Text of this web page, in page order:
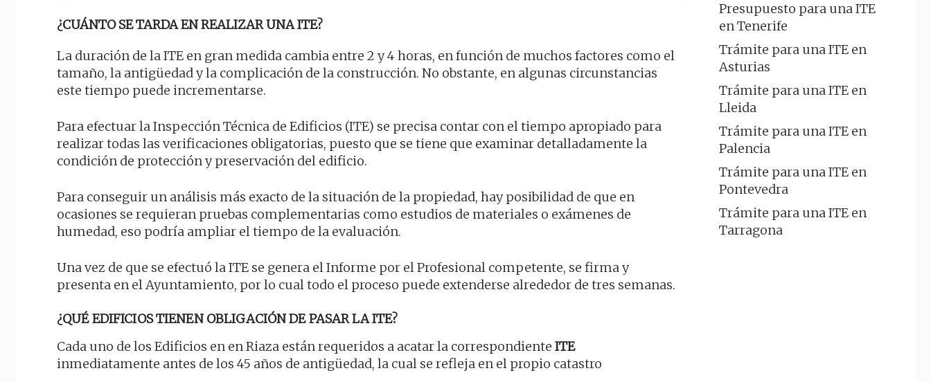
¿CUÁNTO SE TARDA EN REALIZAR UNA ITE?
La duración de la ITE en gran medida cambia entre 2 y 4 horas, en función de muchos factores como el
tamaño, la antigüedad y la complicación de la construcción. No obstante, en algunas circunstancias
este tiempo puede incrementarse.
Para efectuar la Inspección Técnica de Edificios (ITE) se precisa contar con el tiempo apropiado para
realizar todas las verificaciones obligatorias, puesto que se tiene que examinar detalladamente la
condición de protección y preservación del edificio.
Para conseguir un análisis más exacto de la situación de la propiedad, hay posibilidad de que en
ocasiones se requieran pruebas complementarias como estudios de materiales o exámenes de
humedad, eso podría ampliar el tiempo de la evaluación.
Una vez de que se efectuó la ITE se genera el Informe por el Profesional competente, se firma y
presenta en el Ayuntamiento, por lo cual todo el proceso puede extenderse alrededor de tres semanas.
¿QUÉ EDIFICIOS TIENEN OBLIGACIÓN DE PASAR LA ITE?
Cada uno de los Edificios en en Riaza están requeridos a acatar la correspondiente ITE
inmediatamente antes de los 45 años de antigüedad, la cual se refleja en el propio catastro
Presupuesto para una ITE
en Tenerife
Trámite para una ITE en
Asturias
Trámite para una ITE en
Lleida
Trámite para una ITE en
Palencia
Trámite para una ITE en
Pontevedra
Trámite para una ITE en
Tarragona